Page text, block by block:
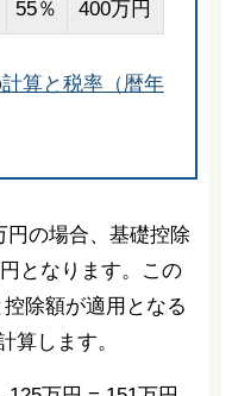
55％ 400万円
算と税率（暦年
円の場合、基礎控除
となります。この
除額が適用となる
算します。